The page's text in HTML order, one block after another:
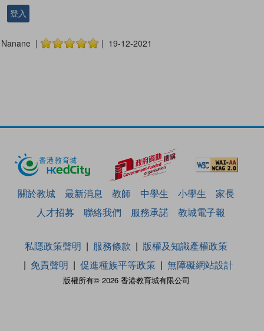
登入
Nanane | | 19-12-2021
關於教城 最新消息 教師 中學生 小學生
家長
人才招募
聯絡我們 服務承諾 教城電子報
版權所有© 2026 香港教育城有限公司
私隱政策聲明 服務條款
版權及知識產權政策
免責聲明
促進種族平等政策 無障礙網站設計